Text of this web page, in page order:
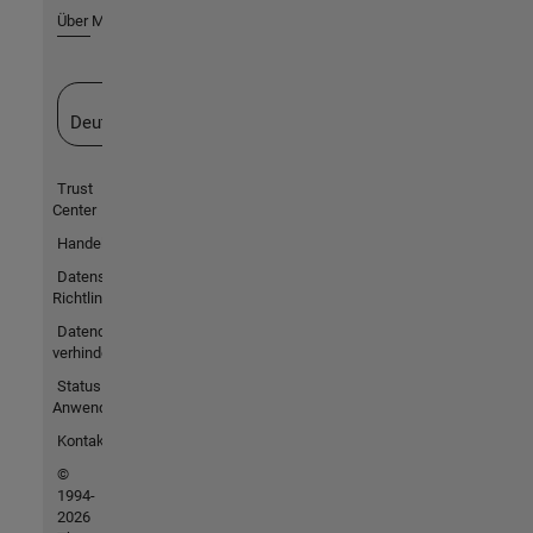
Über MathWorks
Deutschland
Trust
Center
Handelsmarken
Datenschutz-
Richtlinien
Datendiebstahl
verhindern
Status von
Anwendungen
Kontakt
©
1994-
2026